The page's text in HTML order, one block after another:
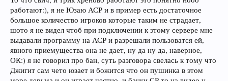
работают:), я не Юзаю АСР и в пример есть достаточное
большое количество игроков которые таким не страдает,
шото я не видел чтоб при подключении к этому сервере мне
выдавали программу на АСР и разрешали пользоватся ей,
явного приемущества она не дает, ну да ну да, наверное,
ОК:) я не говорил про бан, суть разговора свелась к тому что
Джигит сам чето юзает и божится что он пушинка в этом